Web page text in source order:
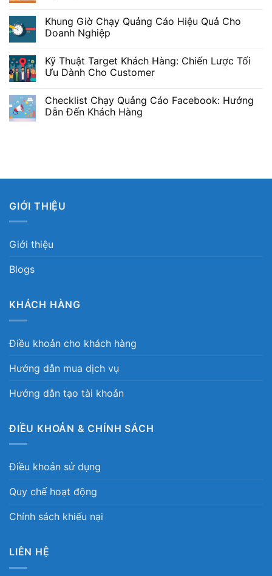
Khung Giờ Chạy Quảng Cáo Hiệu Quả Cho
Doanh Nghiệp
Kỹ Thuật Target Khách Hàng: Chiến Lược Tối
Ưu Dành Cho Customer
Checklist Chạy Quảng Cáo Facebook: Hướng
Dẫn Đến Khách Hàng
GIỚI THIỆU
Giới thiệu
Blogs
KHÁCH HÀNG
Điều khoản cho khách hàng
Hướng dẫn mua dịch vụ
Hướng dẫn tạo tài khoản
ĐIỀU KHOẢN & CHÍNH SÁCH
Điều khoản sử dụng
Quy chế hoạt động
Chính sách khiếu nại
LIÊN HỆ